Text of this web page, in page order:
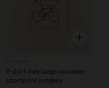
Snel
T-shirt met lange mouwen
sportprint jongens